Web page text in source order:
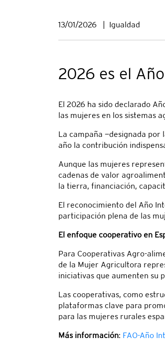
13/01/2026 | Igualdad
2026 es el
El 2026 ha sido declarado
las mujeres en los sistemas
La campaña —designada
año la contribución
Aunque las mujeres
cadenas de valor
la tierra, financiación,
El reconocimiento del Año
participación plena de las
El enfoque cooperativo en
Para Cooperativas Agro-
de la Mujer Agricultora
iniciativas que aumenten su
Las cooperativas, como
plataformas clave para
para las mujeres rurales
Más información: FAO-Año